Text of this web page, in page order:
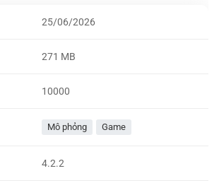
25/06/2026
271 MB
10000
Mô phỏng Game
4.2.2